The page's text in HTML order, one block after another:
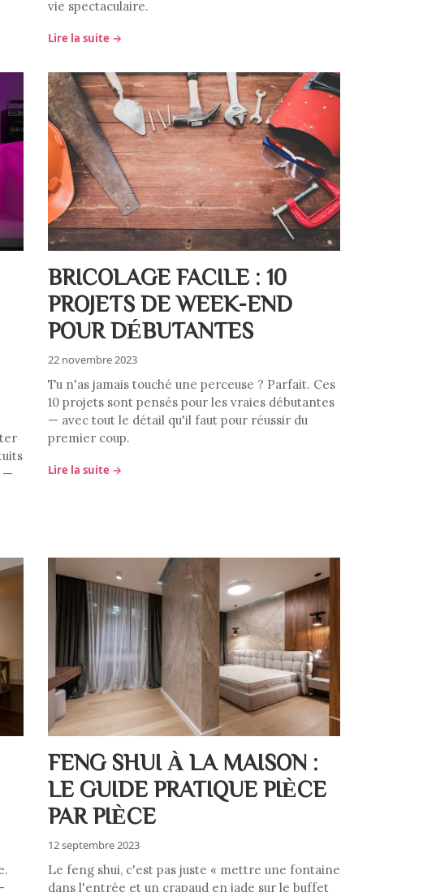
vie spectaculaire.
Lire la suite →
—
BRICOLAGE FACILE : 10
PROJETS DE WEEK-END
POUR DÉBUTANTES
22 novembre 2023
Tu n'as jamais touché une perceuse ? Parfait. Ces
10 projets sont pensés pour les vraies débutantes
— avec tout le détail qu'il faut pour réussir du
premier coup.
Lire la suite →
FENG SHUI À LA MAISON :
LE GUIDE PRATIQUE PIÈCE
PAR PIÈCE
12 septembre 2023
Le feng shui, c'est pas juste « mettre une fontaine
dans l'entrée et un crapaud en jade sur le buffet